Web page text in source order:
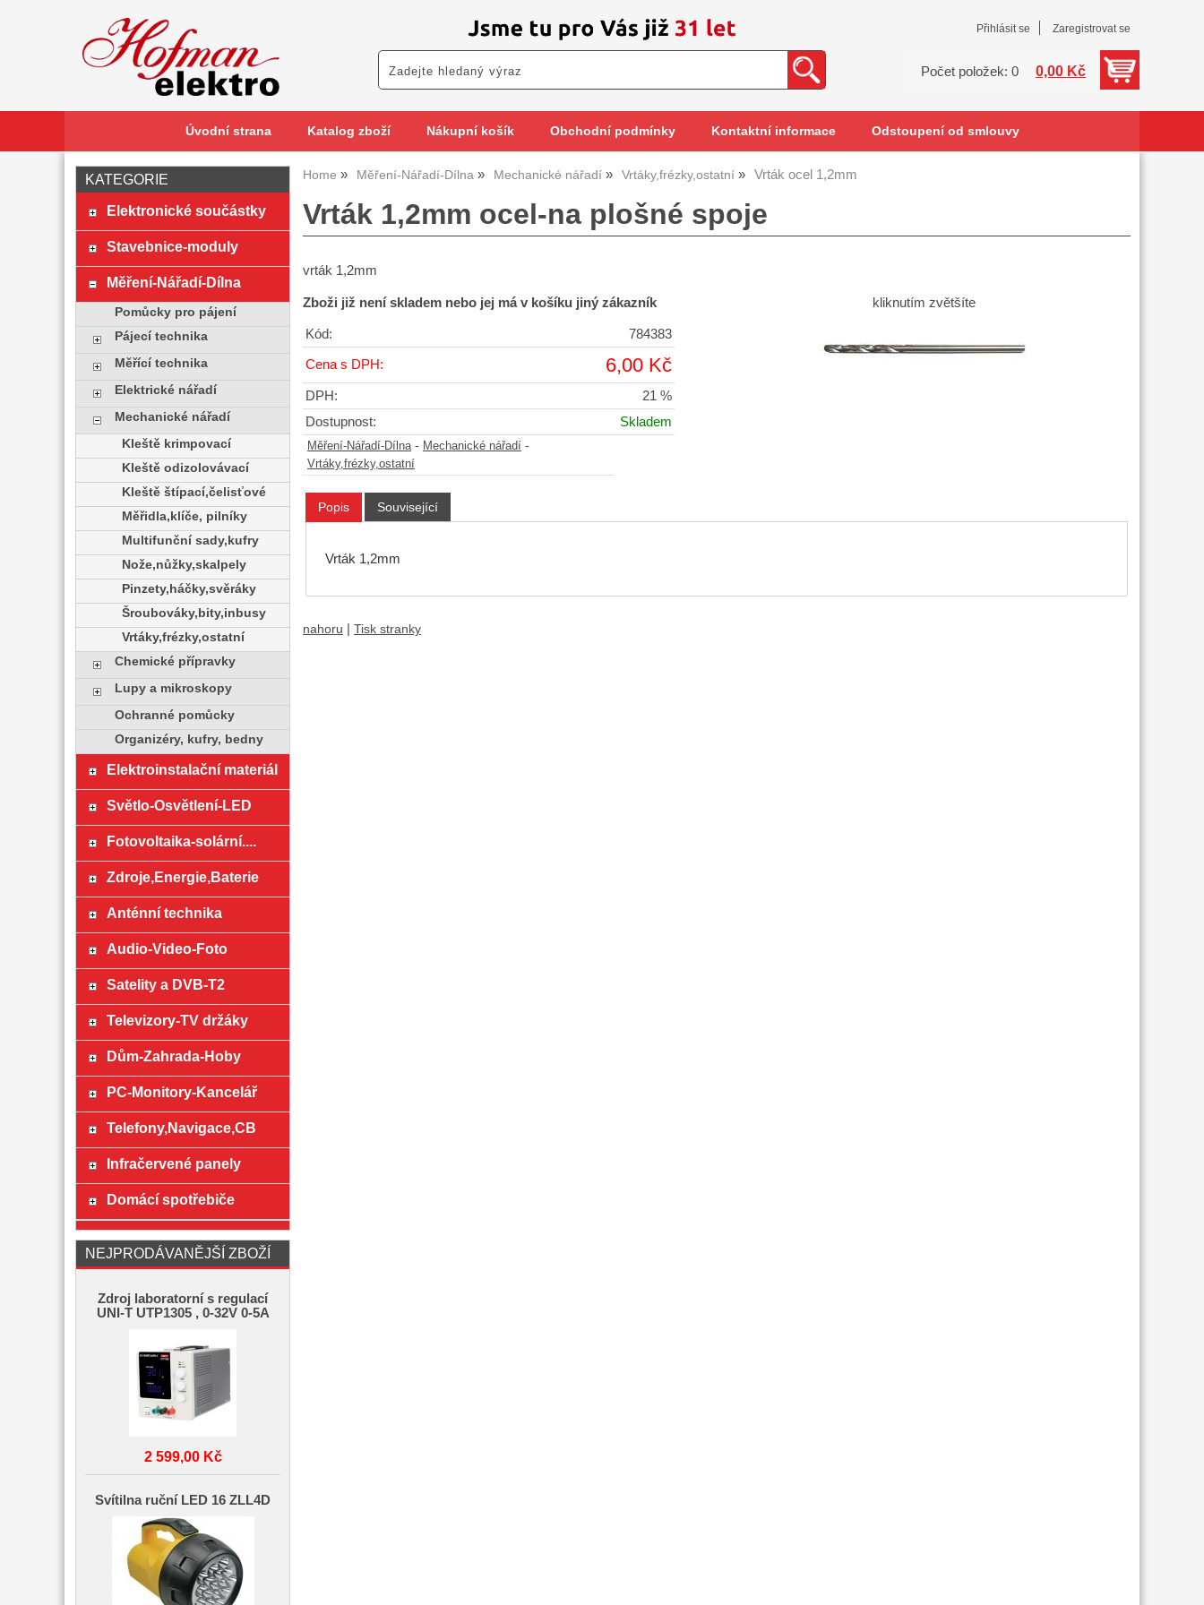
Přihlásit se Zaregistrovat se
Počet položek: 0 0,00 Kč
Úvodní strana Katalog zboží Nákupní košík Obchodní podmínky Kontaktní informace Odstoupení od smlouvy
Home Měření-Nářadí-Dílna Mechanické nářadí Vrtáky,frézky,ostatní Vrták ocel 1,2mm
Vrták 1,2mm ocel-na plošné spoje
vrták 1,2mm
kliknutím zvětšíte
Zboži již není skladem nebo jej má v košíku jiný zákazník
Kód: 784383
Cena s DPH: 6,00 Kč
DPH:
21 %
Dostupnost:
Skladem
Měření-Nářadí-Dílna- Mechanické nářadí -
Vrtáky,frézky,ostatní
Popis Související
Vrták 1,2mm
nahoru Tisk stranky
KATEGORIE
Elektronické součástky
Stavebnice-moduly
Měření-Nářadí-Dílna
Pomůcky pro pájení
Pájecí technika
Měřící technika
Elektrické nářadí
Mechanické nářadí
Kleště krimpovací
Kleště odizolovávací
Kleště štípací,čelisťové
Měřidla,klíče, pilníky
Multifunční sady,kufry
Nože,nůžky,skalpely
Pinzety,háčky,svěráky
Šroubováky,bity,inbusy
Vrtáky,frézky,ostatní
Chemické přípravky
Lupy a mikroskopy
Ochranné pomůcky
Organizéry, kufry, bedny
Elektroinstalační materiál
Světlo-Osvětlení-LED
Fotovoltaika-solární....
Zdroje,Energie,Baterie
Anténní technika
Audio-Video-Foto
Satelity a DVB-T2
Televizory-TV držáky
Dům-Zahrada-Hoby
PC-Monitory-Kancelář
Telefony,Navigace,CB
Infračervené panely
Domácí spotřebiče
NEJPRODÁVANĚJŠÍ ZBOŽÍ
Zdroj laboratorní s regulací
UNI-T UTP1305 , 0-32V 0-5A
2 599,00 Kč
Svítilna ruční LED 16 ZLL4D